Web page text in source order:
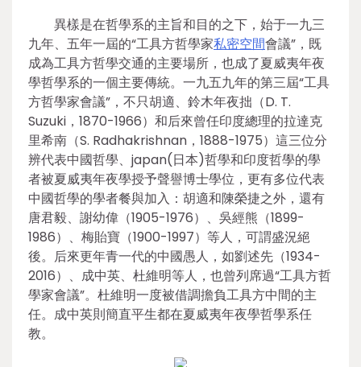
異樣是在哲學系的主旨和目的之下，始于一九三
九年、五年一屆的“工具方哲學家私密空間會議”，既
成為工具方哲學交通的主要場所，也成了夏威夷年夜
學哲學系的一個主要傳統。一九五九年的第三屆“工具
方哲學家會議”，不只胡適、鈴木年夜拙（D. T.
Suzuki，1870-1966）和后來曾任印度總理的拉達克
里希南（S. Radhakrishnan，1888-1975）這三位分
辨代表中國哲學、japan(日本)哲學和印度哲學的學
者被夏威夷年夜學授予聲譽博士學位，更有多位代表
中國哲學的學者餐與加入：胡適和陳榮捷之外，還有
唐君毅、謝幼偉（1905-1976）、吳經熊（1899-
1986）、梅貽寶（1900-1997）等人，可謂盛況絕
後。后來更年青一代的中國愚人，如劉述先（1934-
2016）、成中英、杜維明等人，也曾列席過“工具方哲
學家會議”。杜維明一度被借調擔負工具方中間的主
任。成中英則簡直平生都在夏威夷年夜學哲學系任
教。